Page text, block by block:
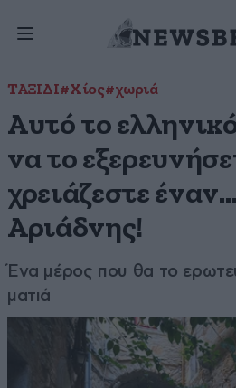
ΤΑΞΙΔΙ#Χίος#χωριά
Αυτό το
να το
χρειάζεστε
Αριάδνης!
Ένα μέρος που θα το
ματιά